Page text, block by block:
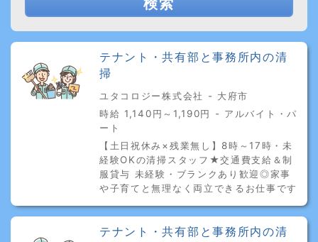
検索
テナント・共有部と事務所内の清
掃
ユタコロジー株式会社 - 大府市
時給 1,140円～1,190円 - アルバイト・パ
ート
【土日祝休み×残業無し】8時～17時・未
経験OKの清掃スタッフ★交通費支給＆制
服貸与 未経験・ブランクあり歓迎◎家事
や子育てと無理なく両立できるお仕事です
テナント・共有部と事務所内の清